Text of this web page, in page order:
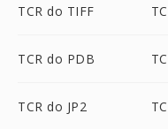
TCR do TIFF
TCR do PDB
TCR do JP2